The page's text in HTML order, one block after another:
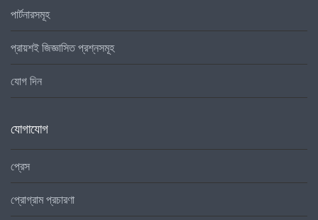
পার্টনারসমূহ
প্রায়শই জিজ্ঞাসিত প্রশ্নসমূহ
যোগ দিন
যোগাযোগ
প্রেস
প্রোগ্রাম প্রচারণা